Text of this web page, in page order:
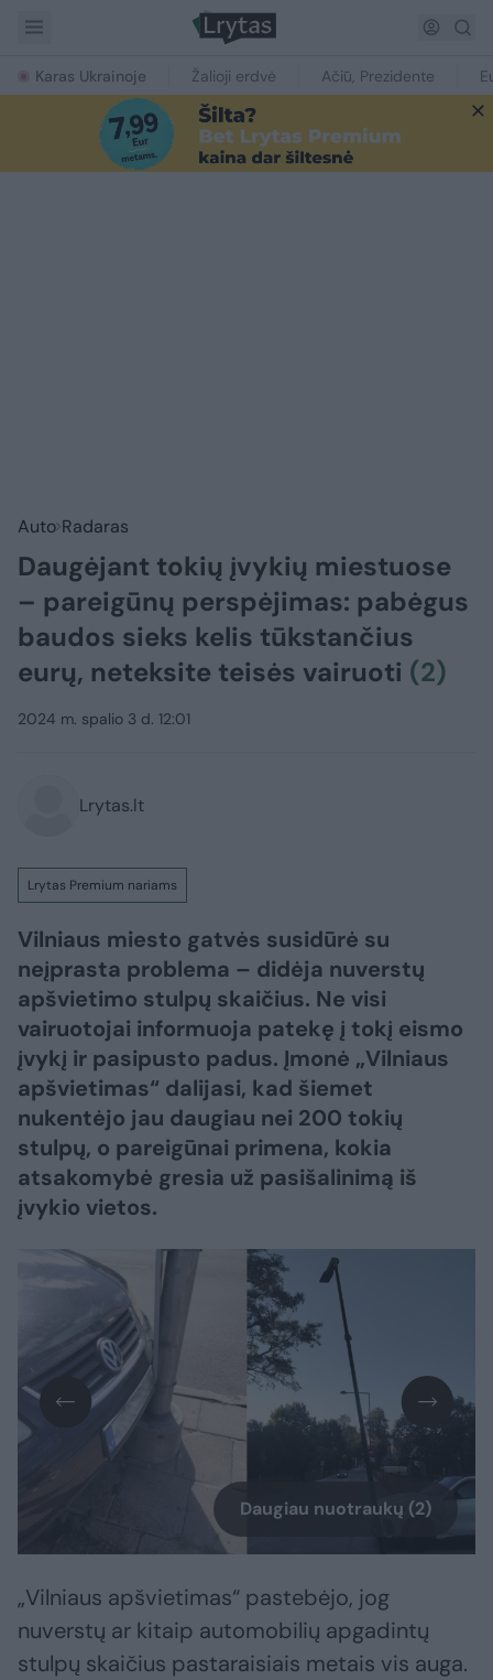
Karas Ukrainoje Žalioji erdvė Ačiū, Prezidente
Auto Radaras
Daugėjant tokių įvykių miestuose
– pareigūnų perspėjimas: pabėgus
baudos sieks kelis tūkstančius
eurų, neteksite teisės vairuoti (2)
2024 m. spalio 3 d. 12:01
Lrytas.lt
Lrytas Premium nariams
Vilniaus miesto gatvės susidūrė su
neįprasta problema – didėja nuverstų
apšvietimo stulpų skaičius. Ne visi
vairuotojai informuoja patekę į tokį eismo
įvykį ir pasipusto padus. Įmonė „Vilniaus
apšvietimas“ dalijasi, kad šiemet
nukentėjo jau daugiau nei 200 tokių
stulpų, o pareigūnai primena, kokia
atsakomybė gresia už pasišalinimą iš
įvykio vietos.
Daugiau nuotraukų (2)
„Vilniaus apšvietimas“ pastebėjo, jog
nuverstų ar kitaip automobilių apgadintų
stulpų skaičius pastaraisiais metais vis auga.